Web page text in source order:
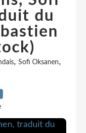
du
, Sofi Oksanen,